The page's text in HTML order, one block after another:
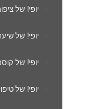
יופי! של
יופי! של
יופי! של
יופי! של